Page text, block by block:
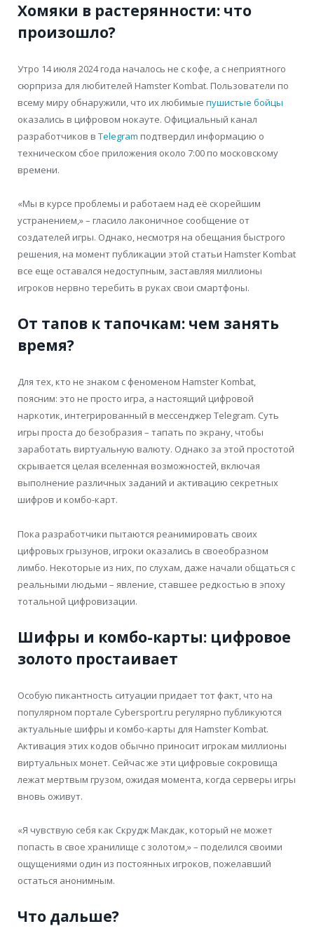
Хомяки в растерянности: что
произошло?
Утро 14 июля 2024 года началось не с кофе, а с неприятного
сюрприза для любителей Hamster Kombat. Пользователи по
всему миру обнаружили, что их любимые пушистые бойцы
оказались в цифровом нокауте. Официальный канал
разработчиков в Telegram подтвердил информацию о
техническом сбое приложения около 7:00 по московскому
времени.
«Мы в курсе проблемы и работаем над её скорейшим
устранением,» – гласило лаконичное сообщение от
создателей игры. Однако, несмотря на обещания быстрого
решения, на момент публикации этой статьи Hamster Kombat
все еще оставался недоступным, заставляя миллионы
игроков нервно теребить в руках свои смартфоны.
От тапов к тапочкам: чем занять
время?
Для тех, кто не знаком с феноменом Hamster Kombat,
поясним: это не просто игра, а настоящий цифровой
наркотик, интегрированный в мессенджер Telegram. Суть
игры проста до безобразия – тапать по экрану, чтобы
заработать виртуальную валюту. Однако за этой простотой
скрывается целая вселенная возможностей, включая
выполнение различных заданий и активацию секретных
шифров и комбо-карт.
Пока разработчики пытаются реанимировать своих
цифровых грызунов, игроки оказались в своеобразном
лимбо. Некоторые из них, по слухам, даже начали общаться с
реальными людьми – явление, ставшее редкостью в эпоху
тотальной цифровизации.
Шифры и комбо-карты: цифровое
золото простаивает
Особую пикантность ситуации придает тот факт, что на
популярном портале Cybersport.ru регулярно публикуются
актуальные шифры и комбо-карты для Hamster Kombat.
Активация этих кодов обычно приносит игрокам миллионы
виртуальных монет. Сейчас же эти цифровые сокровища
лежат мертвым грузом, ожидая момента, когда серверы игры
вновь оживут.
«Я чувствую себя как Скрудж Макдак, который не может
попасть в свое хранилище с золотом,» – поделился своими
ощущениями один из постоянных игроков, пожелавший
остаться анонимным.
Что дальше?